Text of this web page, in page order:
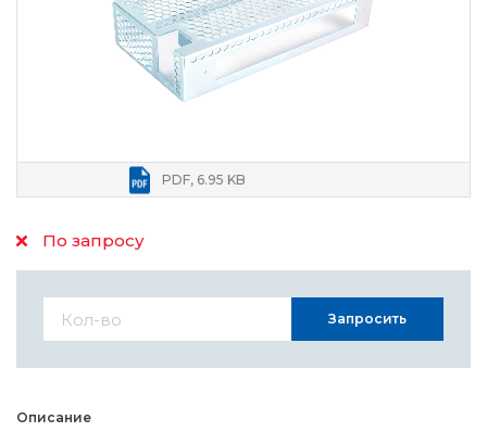
По запросу
PDF, 6.95 KB
Описание
Запросить